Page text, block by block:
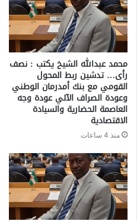
محمد عبدالله الشيخ يكتب : نصف
رأى… تدشين ربط المحول
القومي مع بنك أمدرمان الوطني
وعودة الصراف الآلي عودة وجه
العاصمة الحضارية والسيادة
الاقتصادية
منذ 4 ساعات